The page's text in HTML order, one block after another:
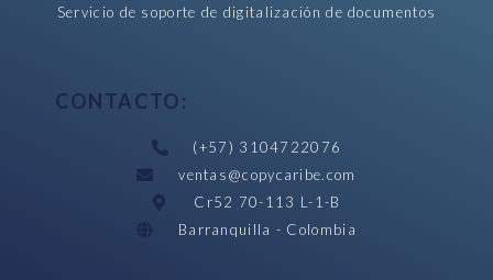
Servicio de soporte de digitalización de documentos
CONTACTO:
(+57) 3104722076
ventas@copycaribe.com
Cr52 70-113 L-1-B
Barranquilla - Colombia